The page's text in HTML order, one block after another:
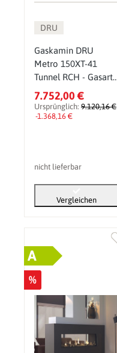
DRU
Gaskamin DRU
Metro 150XT-41
Tunnel RCH - Gasart:
Erdgas G31
(Propangas) -
Glasscheibe: ohne
7.752,00 €
Ursprünglich: 9.120,16 €
-1.368,16 €
nicht lieferbar
Vergleichen
A
%